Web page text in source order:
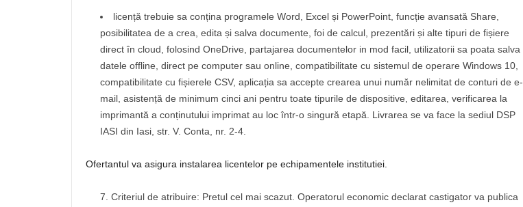
licență trebuie sa conțina programele Word, Excel și PowerPoint, funcție avansată Share,
posibilitatea de a crea, edita și salva documente, foi de calcul, prezentări și alte tipuri de fișiere
direct în cloud, folosind OneDrive, partajarea documentelor in mod facil, utilizatorii sa poata salva
datele offline, direct pe computer sau online, compatibilitate cu sistemul de operare Windows 10,
compatibilitate cu fișierele CSV, aplicația sa accepte crearea unui număr nelimitat de conturi de e-
mail, asistență de minimum cinci ani pentru toate tipurile de dispositive, editarea, verificarea la
imprimantă a conținutului imprimat au loc într-o singură etapă. Livrarea se va face la sediul DSP
IASI din Iasi, str. V. Conta, nr. 2-4.
Ofertantul va asigura instalarea licentelor pe echipamentele institutiei.
Criteriul de atribuire: Pretul cel mai scazut. Operatorul economic declarat castigator va publica